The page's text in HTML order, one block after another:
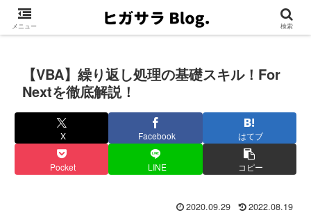
【VBA】繰り返し処理の基礎スキル！For
Nextを徹底解説！
X Facebook はてブ
Pocket LINE コピー
2020.09.29 2022.08.19
メニュー 検索